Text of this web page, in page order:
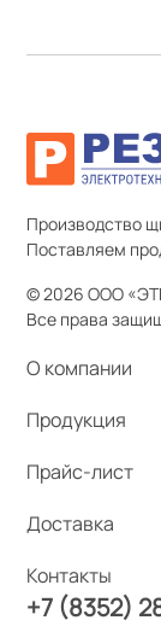
Производство
Поставляем
© 2026 ООО
Все права
О компании
Продукция
Прайс-лист
Доставка
Контакты
+7 (8352)